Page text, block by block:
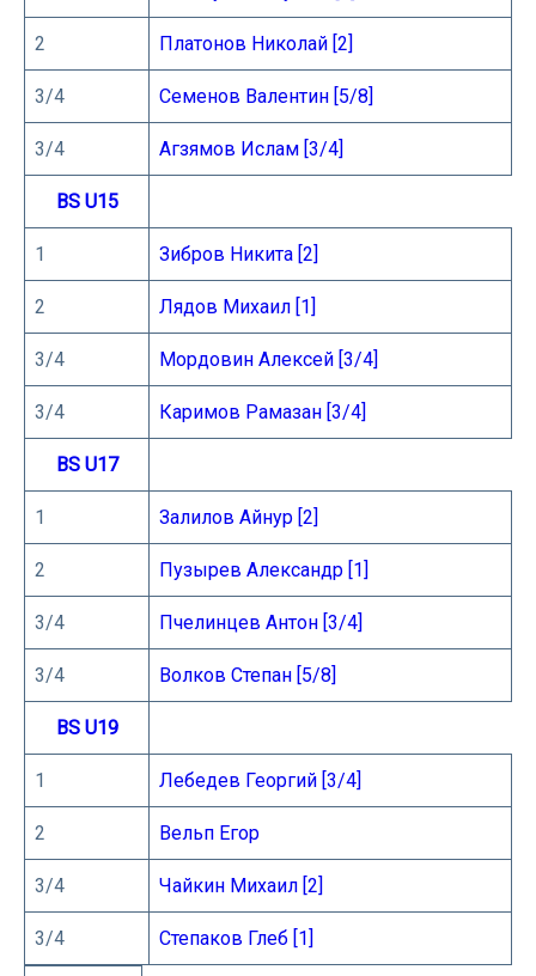
2 Платонов Николай [2]
3/4 Семенов Валентин [5/8]
3/4 Агзямов Ислам [3/4]
BS U15
1 Зибров Никита [2]
2 Лядов Михаил [1]
3/4 Мордовин Алексей [3/4]
3/4 Каримов Рамазан [3/4]
BS U17
1 Залилов Айнур [2]
2 Пузырев Александр [1]
3/4 Пчелинцев Антон [3/4]
3/4 Волков Степан [5/8]
BS U19
1 Лебедев Георгий [3/4]
2 Вельп Егор
3/4 Чайкин Михаил [2]
3/4 Степаков Глеб [1]